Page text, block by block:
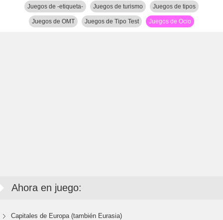
Juegos de -etiqueta- Juegos de turismo Juegos de tipos
Juegos de OMT Juegos de Tipo Test Juegos de Ocio
Ahora en juego:
Capitales de Europa (también Eurasia)